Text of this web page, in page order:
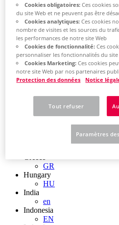
China Taiwan
EN
Colombia
ES
Croatia
HR
Czech Republic
CZ
Denmark
Finland
FI
GR
Hungary
HU
India
en
Indonesia
EN
Cookies obligatoires:Ces cookies
du site Web et ne peuvent pas être
Cookies analytiques:Ces cookies
nombre de visites et les sources du
les performances de notre site Web
Cookies de fonctionnalité:Ces
personnaliser les fonctionnalités du site
Cookies Marketing:Ces cookies
notre site Web par nos partenaires
Protection des données Notice
Tout refuser
Paramètres